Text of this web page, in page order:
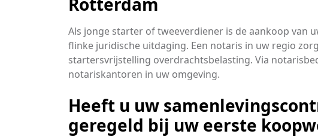
Als jonge starter of tweeverdiener is de aankoop van
flinke juridische uitdaging. Een notaris in uw regio
startersvrijstelling overdrachtsbelasting. Via
notariskantoren in uw omgeving.
Heeft u uw
geregeld bij uw eerste